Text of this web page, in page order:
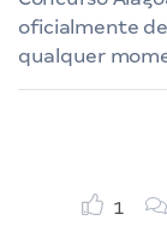
oficialmente
qualquer
1